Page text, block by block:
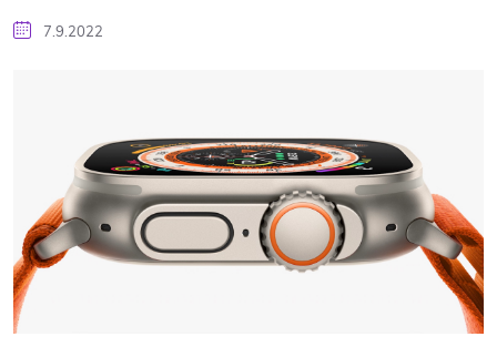
7.9.2022